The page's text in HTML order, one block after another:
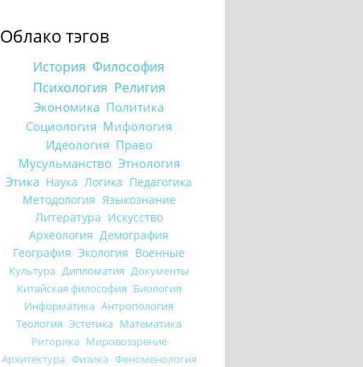
Облако тэгов
История Философия
Психология Религия
Экономика Политика
Социология Мифология
Идеология Право
Мусульманство Этнология
Этика Наука Логика Педагогика
Методология Языкознание
Литература Искусство
Археология Демография
География Экология Военные
Культура Дипломатия Документы
Китайская философия Биология
Информатика Антропология
Теология Эстетика Математика
Риторика Мировоззрение
Архитектура Физика Феноменология